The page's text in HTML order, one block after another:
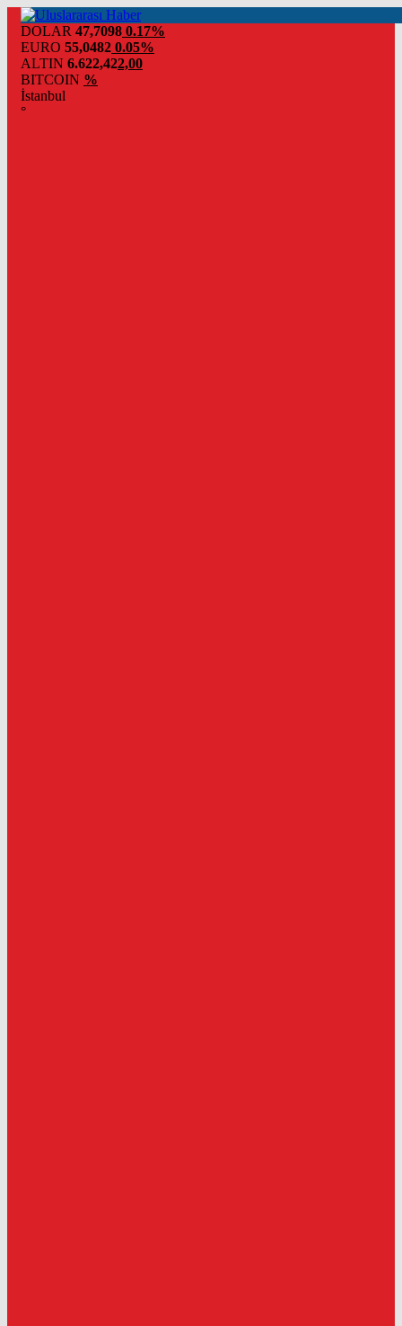
DOLAR 47,7098 0.17%
EURO 55,0482 0.05%
ALTIN 6.622,422,00
BITCOIN %
İstanbul
°